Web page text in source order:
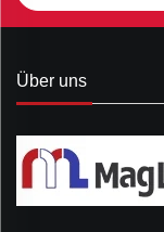
Über uns